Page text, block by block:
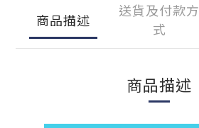
商品描述
送貨及付款方
式
商品描述